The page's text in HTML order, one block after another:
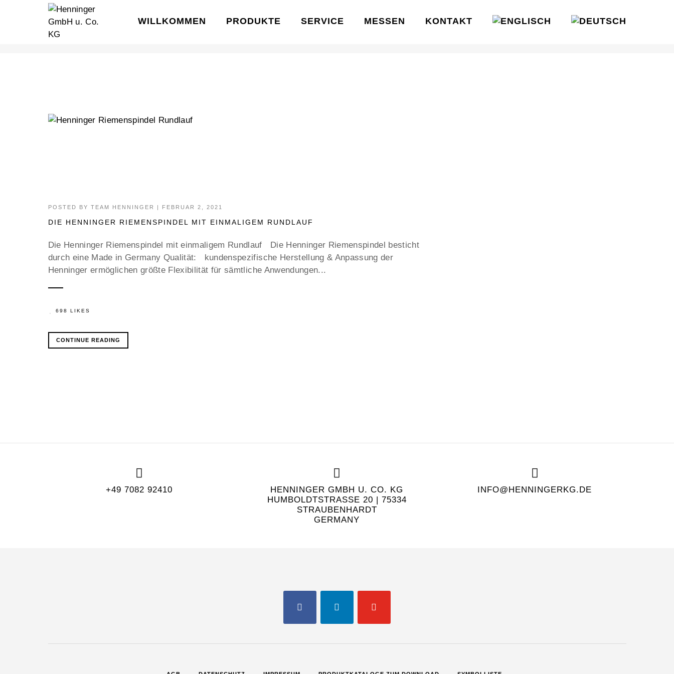
WILLKOMMEN PRODUKTE SERVICE MESSEN KONTAKT
SONDERLÖSUNGEN HOME SONDERLÖSUNGEN
POSTED BY TEAM HENNINGER | FEBRUAR 2, 2021
DIE HENNINGER RIEMENSPINDEL MIT EINMALIGEM RUNDLAUF
Die Henninger Riemenspindel mit einmaligem Rundlauf Die Henninger Riemenspindel besticht
durch eine Made in Germany Qualität: kundenspezifische Herstellung & Anpassung der
Henninger ermöglichen größte Flexibilität für sämtliche Anwendungen...
698 LIKES
CONTINUE READING
+49 7082 92410
HENNINGER GMBH U. CO. KG
HUMBOLDTSTRASSE 20 | 75334 S
TRAUBENHARDT
GERMANY
INFO@HENNINGERKG.DE